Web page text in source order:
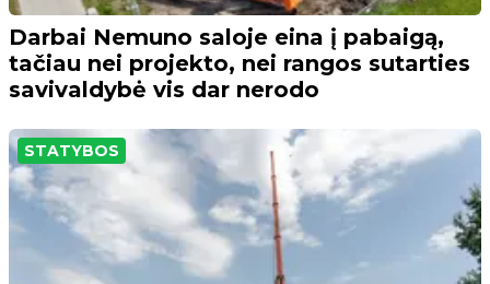
Darbai Nemuno saloje eina į pabaigą,
tačiau nei projekto, nei rangos sutarties
savivaldybė vis dar nerodo
STATYBOS